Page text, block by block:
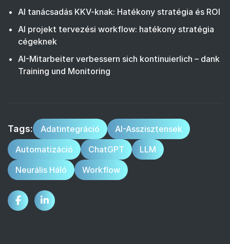
AI tanácsadás KKV-knak: Hatékony stratégia és ROI
AI projekt tervezési workflow: hatékony stratégia
cégeknek
AI-Mitarbeiter verbessern sich kontinuierlich – dank
Training und Monitoring
Tags: Adatintegráció
AI-Asszisztensek
Automatizáció
ChatGPT
LLM
Neurális Háló
Workflow